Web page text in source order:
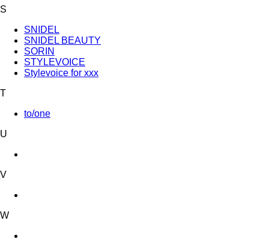
S
SNIDEL
SNIDEL BEAUTY
SORIN
STYLEVOICE
Stylevoice for xxx
T
to/one
U
V
W